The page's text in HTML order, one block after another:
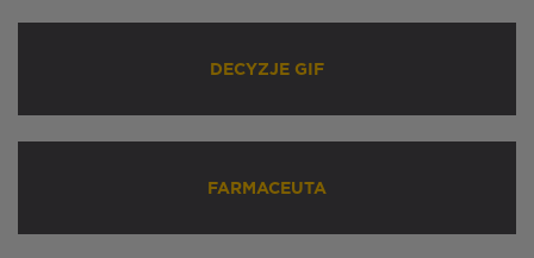
DECYZJE GIF
FARMACEUTA